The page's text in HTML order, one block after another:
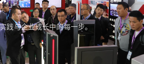
践与企业成长中的每一步。